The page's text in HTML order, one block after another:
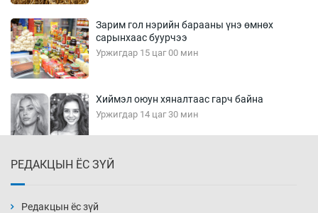
Зарим гол нэрийн барааны үнэ өмнөх
сарынхаас буурчээ
Уржигдар 15 цаг 00 мин
Хиймэл оюун хяналтаас гарч байна
Уржигдар 14 цаг 30 мин
Уржигдар 14 цаг 00 мин
РЕДАКЦЫН ЁС ЗҮЙ
Редакцын ёс зүй